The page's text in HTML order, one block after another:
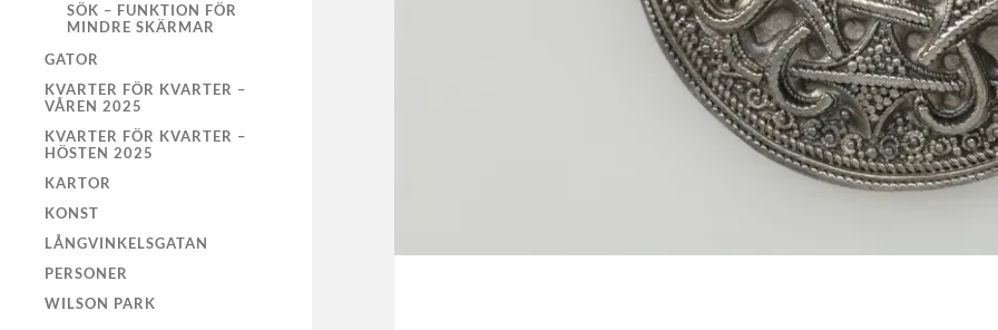
SÖK – FUNKTION FÖR
MINDRE SKÄRMAR
GATOR
KVARTER FÖR KVARTER –
VÅREN 2025
KVARTER FÖR KVARTER –
HÖSTEN 2025
KARTOR
KONST
LÅNGVINKELSGATAN
PERSONER
WILSON PARK